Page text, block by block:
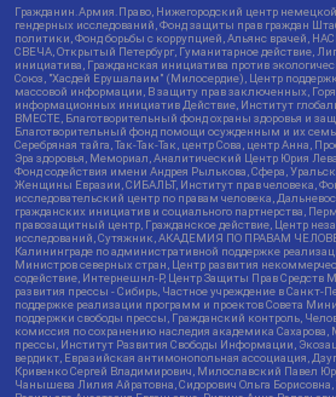
Гражданин.Армия.Право, Нижегородский центр
гендерных исследований, Фонд защиты прав граждан
политики, Фонд борьбы с коррупцией, Альянс врачей,
СВЕЧА, Открытый Петербург, Гуманитарное действие,
инициатива, Гражданская инициатива против
Союз, "Хасдей Ерушалаим" (Милосердие), Центр
массовой информации, В защиту прав заключенных,
информационных инициатив Действие, Институт
ВМЕСТЕ, Благотворительный фонд охраны здоровья и
Благотворительный фонд помощи осужденным и их
Серебряная тайга, Так-Так-Так, центр Сова, центр Анна,
Эра здоровья, Мемориал, Аналитический Центр Юрия
Фонд содействия имени Андрея Рылькова, Сфера,
Женщины Евразии, СИБАЛЬТ, Институт прав человека,
исследовательский центр по правам человека,
гражданских инициатив и социального партнерства,
правозащитный центр, Гражданское действие, Центр
исследований, Сутяжник, АКАДЕМИЯ ПО ПРАВАМ
Калининграде по административной поддержке
Министров северных стран, Центр развития
содействие, Интернешнл-Р, Центр Защиты Прав Средств
развития прессы - Сибирь, Частное учреждение в Санкт-
поддержке реализации программ и проектов Совета
поддержки свободы прессы, Гражданский контроль,
комиссия по сохранению наследия академика
прессы, Институт Развития Свободы Информации,
вердикт, Евразийская антимонопольная ассоциация,
Кривенко Сергей Владимирович, Милославский Павел
Чанышева Лилия Айратовна, Сидорович Ольга Борисовна,